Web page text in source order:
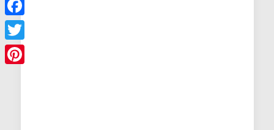
Facebook
Twitter